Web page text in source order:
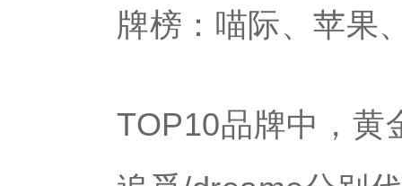
牌榜：喵际、苹果
TOP10品牌中，黄